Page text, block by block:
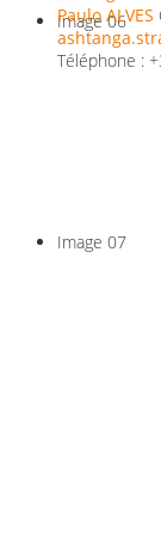
Image 06
Image 07
Paulo ALVES
Téléphone :